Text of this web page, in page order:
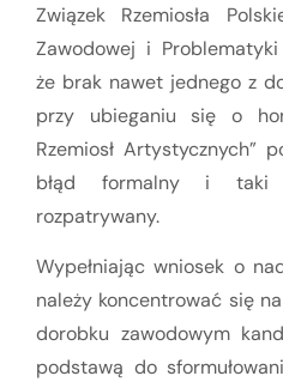
Związek Rzemiosła
Zawodowej i Problematyki
że brak nawet jednego z
przy ubieganiu się o
Rzemiosł Artystycznych”
błąd formalny i taki
rozpatrywany.
Wypełniając wniosek o
należy koncentrować się
dorobku zawodowym
podstawą do